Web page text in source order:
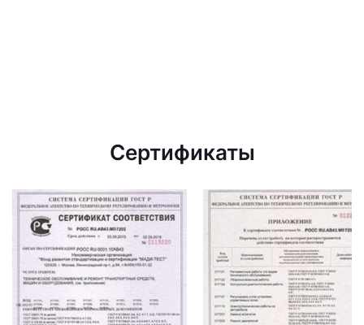
Сертификаты